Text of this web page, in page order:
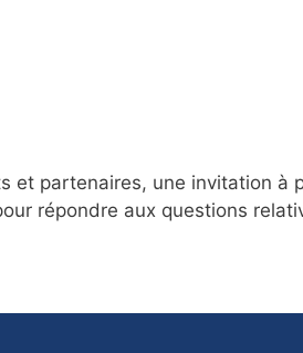
et partenaires, une invitation à
répondre aux questions